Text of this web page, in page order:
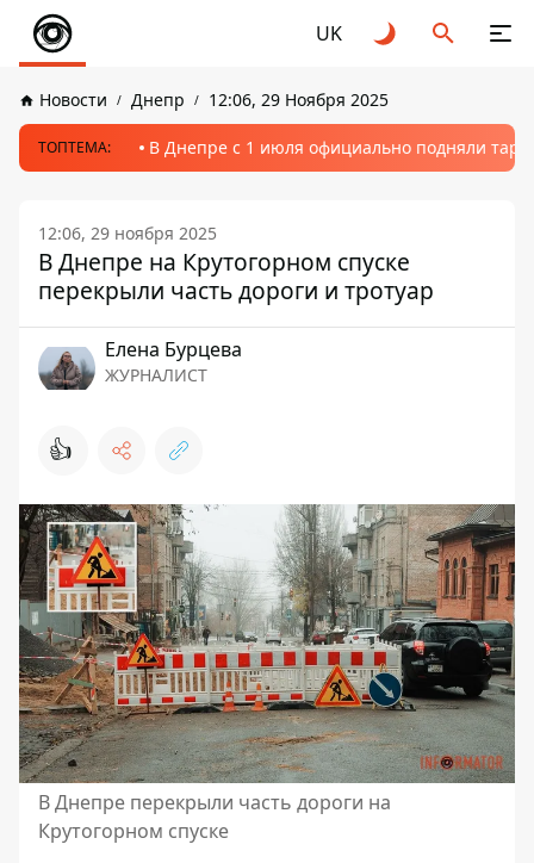
UK
Новости Днепр 12:06, 29 Ноября 2025
ТОПТЕМА: В Днепре с 1 июля официально подняли
12:06, 29 ноября 2025
В Днепре на Крутогорном спуске
перекрыли часть дороги и тротуар
Елена Бурцева
ЖУРНАЛИСТ
👍
В Днепре перекрыли часть дороги на
Крутогорном спуске